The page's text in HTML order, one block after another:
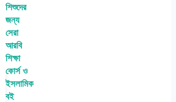
শিশুদের
জন্য
সেরা
আরবি
শিক্ষা
কোর্স ও
ইসলামিক
বই